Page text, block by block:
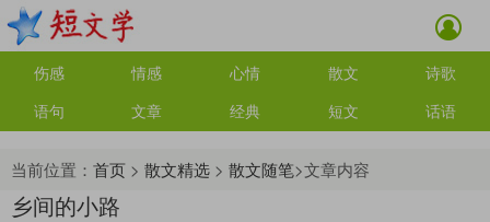
伤感 情感 心情 散文
诗歌
语句
文章 经典 短文 话语
当前位置： 首页 > 散文精选 > 散文随笔>文章内容
乡间的小路